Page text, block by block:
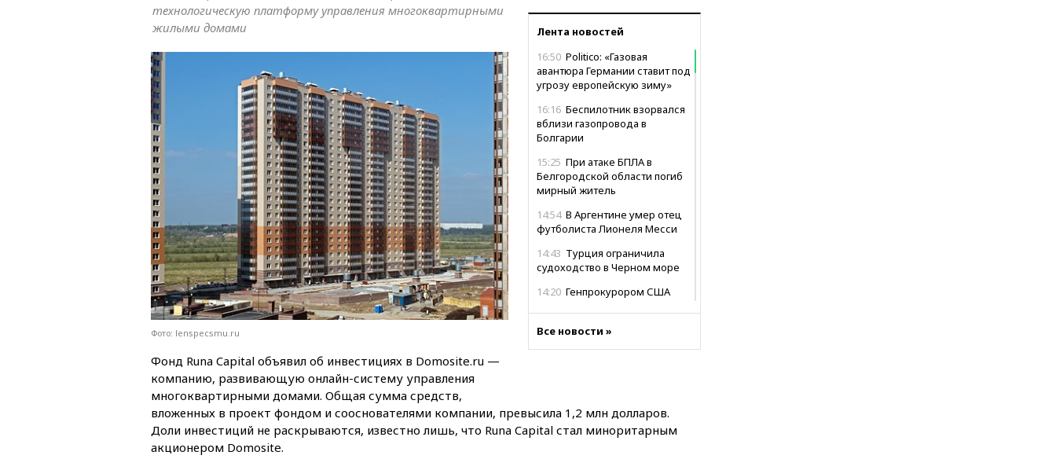
Лента новостей
16:50 Politico: «Газовая
авантюра Германии ставит под
угрозу европейскую зиму»
16:16 Беспилотник взорвался
вблизи газопровода в
Болгарии
15:25 При атаке БПЛА в
Белгородской области погиб
мирный житель
14:54 В Аргентине умер отец
футболиста Лионеля Месси
14:43 Турция ограничила
судоходство в Черном море
14:20 Генпрокурором США
13:37 Пляжи Геленджика
12:27 Возгорание на Ильском
НПЗ, вызванное атакой БПЛА,
Все новости »
технологическую платформу управления многоквартирными
жилыми домами
Фото: lenspecsmu.ru
Фонд Runa Capital объявил об инвестициях в Domosite.ru —
компанию, развивающую онлайн-систему управления
многоквартирными домами. Общая сумма средств,
вложенных в проект фондом и сооснователями компании, превысила 1,2 млн долларов.
Доли инвестиций не раскрываются, известно лишь, что Runa Capital стал миноритарным
акционером Domosite.